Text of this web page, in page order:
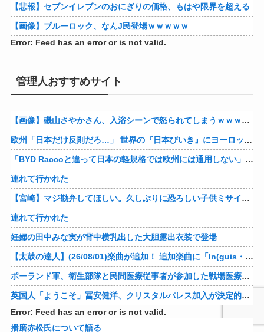
【悲報】セブンイレブンのおにぎりの価格、もはや限界を超える
【画像】ブルーロック、なんJ民登場ｗｗｗｗｗ
Error: Feed has an error or is not valid.
管理人おすすめサイト
【画像】磯山さやかさん、入浴シーンで怒られてしまうｗｗｗｗｗｗ
欧州「日本だけ反則だろ…」 世界の『日本びいき』にヨーロッパ全土から不満の声
「BYD Raccoと違って日本の軽規格では欧州には通用しない」と自動車系ライターが示唆、だが速攻で反例を提示されて即落ち二コマ状態に……
連れて行かれた
【宮崎】マジ勘弁してほしい。久しぶりに恐ろしい子供ミサイルを見た。
連れて行かれた
妊婦の田中みな実が背中横乳出した大胆露出衣装で登場
【太鼓の達人】(26/08/01)楽曲が追加！ 追加楽曲に「ln(guis・tics) / Sephid」「Remnath / ぺのれり」の2曲が登場！！
ポーランド軍、衛生部隊と民間医療従事者が参加した戦場医療訓練を実施！
英国人「ようこそ」冨安健洋、クリスタルパレス加入が決定的に！メディカル検査をパス！現地サポが歓迎！アーセナルファンも祝福！【海外の反応】
Error: Feed has an error or is not valid.
播磨赤松氏について語る